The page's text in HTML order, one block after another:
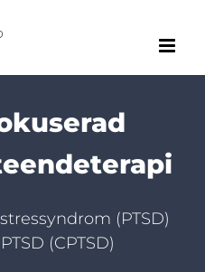
(PTSD)
(CPTSD)